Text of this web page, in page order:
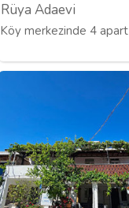
Rüya Adaevi
Köy merkezinde 4 apart